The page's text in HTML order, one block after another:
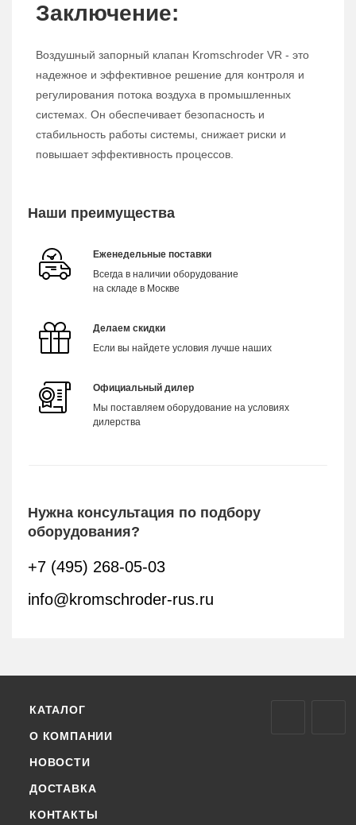
Заключение:
Воздушный запорный клапан Kromschroder VR - это
надежное и эффективное решение для контроля и
регулирования потока воздуха в промышленных
системах. Он обеспечивает безопасность и
стабильность работы системы, снижает риски и
повышает эффективность процессов.
Наши преимущества
Еженедельные поставки
Всегда в наличии оборудование
на складе в Москве
Делаем скидки
Если вы найдете условия лучше наших
Официальный дилер
Мы поставляем оборудование на условиях
дилерства
Нужна консультация по подбору
оборудования?
+7 (495) 268-05-03
info@kromschroder-rus.ru
КАТАЛОГ
О КОМПАНИИ
НОВОСТИ
ДОСТАВКА
КОНТАКТЫ